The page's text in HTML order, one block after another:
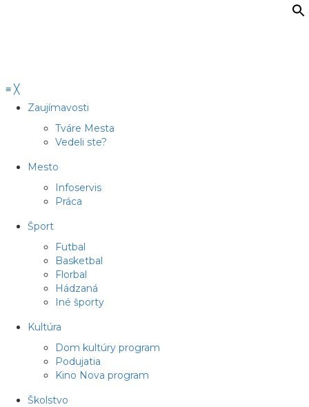
≡ ╳
Zaujímavosti
Tváre Mesta
Vedeli ste?
Mesto
Infoservis
Práca
Šport
Futbal
Basketbal
Florbal
Hádzaná
Iné športy
Kultúra
Dom kultúry program
Podujatia
Kino Nova program
Školstvo